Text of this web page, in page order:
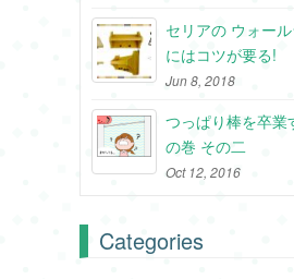
セリアの ウォー
にはコツが要る!
Jun 8, 2018
つっぱり棒を卒業
の巻 その二
Oct 12, 2016
Categories